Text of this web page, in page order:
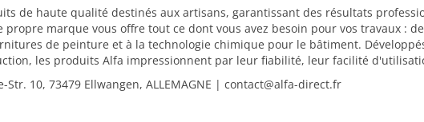
de haute qualité destinés aux artisans, garantissant des résultats
marque vous offre tout ce dont vous avez besoin pour vos travaux :
de peinture et à la technologie chimique pour le bâtiment.
les produits Alfa impressionnent par leur fiabilité, leur facilité
10, 73479 Ellwangen, ALLEMAGNE | contact@alfa-direct.fr